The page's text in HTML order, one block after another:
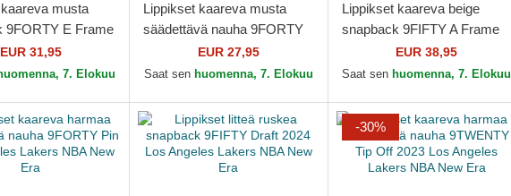
musta
9FORTY E Frame
Angeles Lakers
Era
EUR 31,95
7. Elokuu
Lippikset kaareva musta
säädettävä nauha 9FORTY
Microfibre Los Angeles
Lakers NBA New Era
EUR 27,95
Saat sen huomenna, 7. Elokuu
Lippikset kaareva beige
snapback 9FIFTY A Frame
Classic Los Angeles Lakers
NBA New Era
EUR 38,95
Saat sen huomenna, 7. Elokuu
-30%